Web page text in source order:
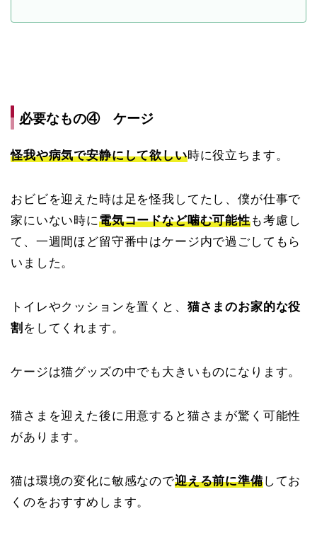
必要なもの④ ケージ
怪我や病気で安静にして欲しい時に役立ちます。
おビビを迎えた時は足を怪我してたし、僕が仕事で
家にいない時に電気コードなど噛む可能性も考慮し
て、一週間ほど留守番中はケージ内で過ごしてもら
いました。
トイレやクッションを置くと、 猫さまのお家的な役
割 をしてくれます。
ケージは猫グッズの中でも大きいものになります。
猫さまを迎えた後に用意すると猫さまが驚く可能性
があります。
猫は環境の変化に敏感なので迎える前に準備してお
くのをおすすめします。